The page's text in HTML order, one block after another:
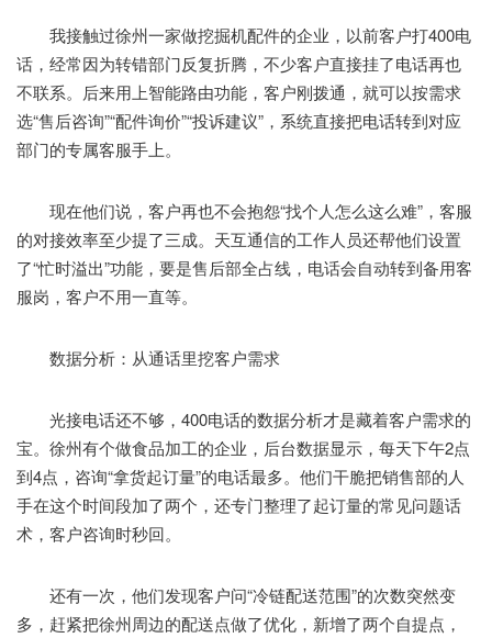
我接触过徐州一家做挖掘机配件的企业，以前客户打400电
话，经常因为转错部门反复折腾，不少客户直接挂了电话再也
不联系。后来用上智能路由功能，客户刚拨通，就可以按需求
选“售后咨询”“配件询价”“投诉建议”，系统直接把电话转到对应
部门的专属客服手上。
现在他们说，客户再也不会抱怨“找个人怎么这么难”，客服
的对接效率至少提了三成。天互通信的工作人员还帮他们设置
了“忙时溢出”功能，要是售后部全占线，电话会自动转到备用客
服岗，客户不用一直等。
数据分析：从通话里挖客户需求
光接电话还不够，400电话的数据分析才是藏着客户需求的
宝。徐州有个做食品加工的企业，后台数据显示，每天下午2点
到4点，咨询“拿货起订量”的电话最多。他们干脆把销售部的人
手在这个时间段加了两个，还专门整理了起订量的常见问题话
术，客户咨询时秒回。
还有一次，他们发现客户问“冷链配送范围”的次数突然变
多，赶紧把徐州周边的配送点做了优化，新增了两个自提点，